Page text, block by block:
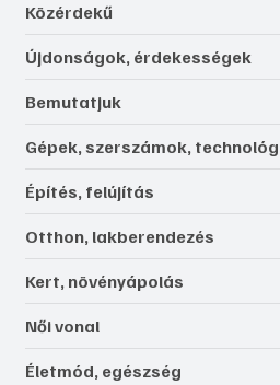
Közérdekű
Újdonságok, érdekességek
Bemutatjuk
Gépek, szerszámok,
Építés, felújítás
Otthon, lakberendezés
Kert, növényápolás
Női vonal
Életmód, egészség